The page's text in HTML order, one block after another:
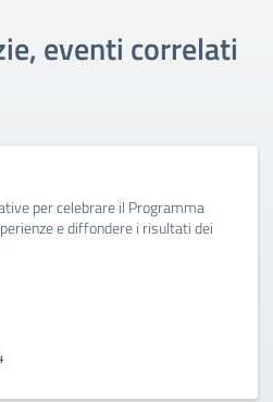
eventi correlati
per celebrare il Programma
e diffondere i risultati dei